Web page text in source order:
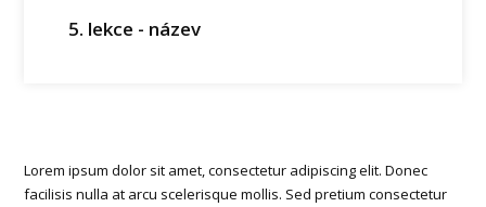
5. lekce - název
Lorem ipsum dolor sit amet, consectetur adipiscing elit. Donec
facilisis nulla at arcu scelerisque mollis. Sed pretium consectetur